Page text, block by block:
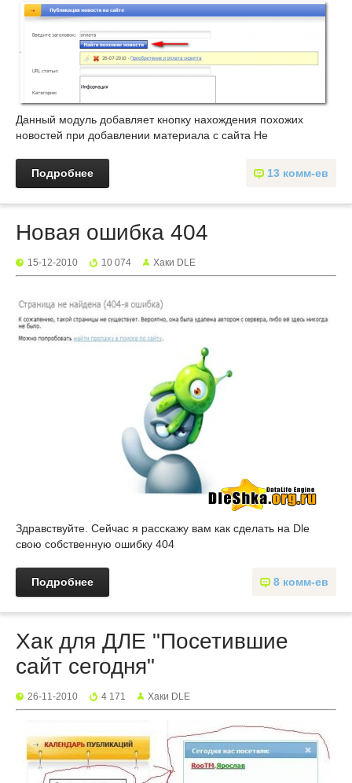
Данный модуль добавляет кнопку нахождения похожих
новостей при добавлении материала с сайта Не
13 комм-ев
Подробнее
Новая ошибка 404
15-12-2010 10 074 Хаки DLE
Здравствуйте. Сейчас я расскажу вам как сделать на Dle
свою собственную ошибку 404
8 комм-ев
Подробнее
Хак для ДЛЕ "Посетившие
сайт сегодня"
26-11-2010 4 171 Хаки DLE